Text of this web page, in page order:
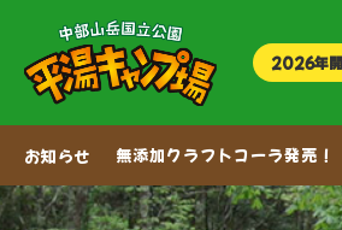
2026年
お知らせ 無添加クラフトコーラ発売！